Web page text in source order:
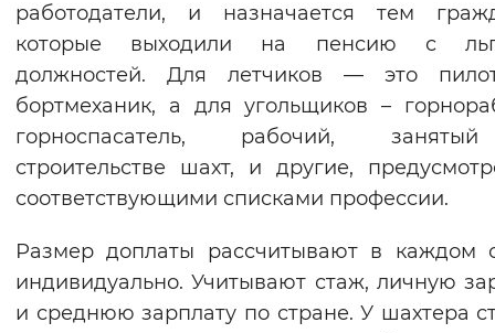
Вернуть стандартные настройки
работодатели, и назначается тем
которые выходили на пенсию с
должностей. Для летчиков — это
бортмеханик, а для угольщиков –
горноспасатель, рабочий,
строительстве шахт, и другие,
соответствующими списками профессии.
Размер доплаты рассчитывают в каждом
индивидуально. Учитывают стаж, личную
и среднюю зарплату по стране. У шахтера